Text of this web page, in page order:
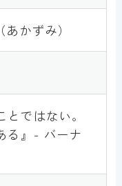
かずみ）
ではない。
る』- バーナ